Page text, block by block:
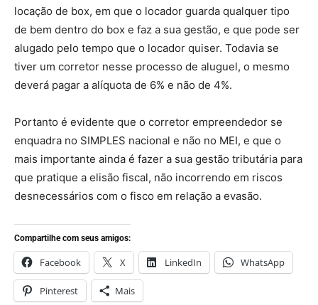
locação de box, em que o locador guarda qualquer tipo
de bem dentro do box e faz a sua gestão, e que pode ser
alugado pelo tempo que o locador quiser. Todavia se
tiver um corretor nesse processo de aluguel, o mesmo
deverá pagar a alíquota de 6% e não de 4%.
Portanto é evidente que o corretor empreendedor se
enquadra no SIMPLES nacional e não no MEI, e que o
mais importante ainda é fazer a sua gestão tributária para
que pratique a elisão fiscal, não incorrendo em riscos
desnecessários com o fisco em relação a evasão.
Compartilhe com seus amigos:
Facebook X LinkedIn WhatsApp
Pinterest Mais